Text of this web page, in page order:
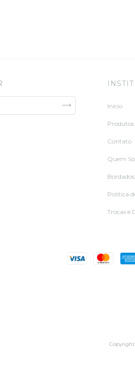
Início
Produtos
Contato
Quem
Política
Trocas e
Copyright